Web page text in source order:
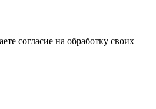
согласие на обработку своих